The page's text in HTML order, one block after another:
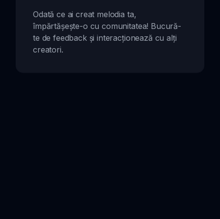
Odată ce ai creat melodia ta,
împărtășește-o cu comunitatea! Bucură-
te de feedback și interacționează cu alți
creatori.